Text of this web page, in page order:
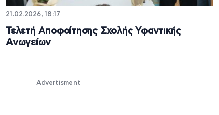
21.02.2026, 18:17
Τελετή Αποφοίτησης Σχολής Υφαντικής
Ανωγείων
Advertisment